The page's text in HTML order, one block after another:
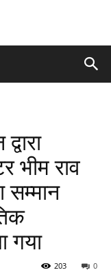
भीम राव
सम्मान
गया
0
203